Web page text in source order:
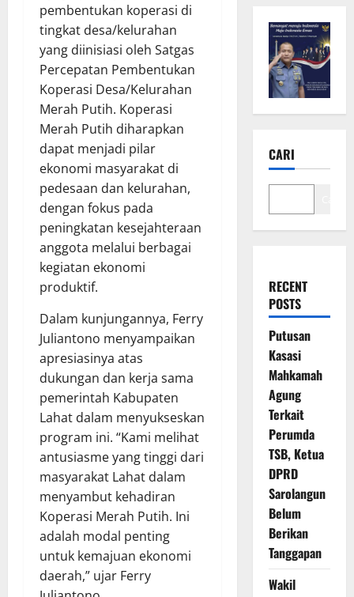
pembentukan koperasi di
tingkat desa/kelurahan
yang diinisiasi oleh Satgas
Percepatan Pembentukan
Koperasi Desa/Kelurahan
Merah Putih. Koperasi
Merah Putih diharapkan
dapat menjadi pilar
ekonomi masyarakat di
pedesaan dan kelurahan,
dengan fokus pada
peningkatan kesejahteraan
anggota melalui berbagai
kegiatan ekonomi
produktif.
Dalam kunjungannya, Ferry
Juliantono menyampaikan
apresiasinya atas
dukungan dan kerja sama
pemerintah Kabupaten
Lahat dalam menyukseskan
program ini. “Kami melihat
antusiasme yang tinggi dari
masyarakat Lahat dalam
menyambut kehadiran
Koperasi Merah Putih. Ini
adalah modal penting
untuk kemajuan ekonomi
daerah,” ujar Ferry
CARI
RECENT
POSTS
Putusan
Kasasi
Mahkamah
Agung
Terkait
Perumda
TSB, Ketua
DPRD
Sarolangun
Belum
Berikan
Tanggapan
Wakil